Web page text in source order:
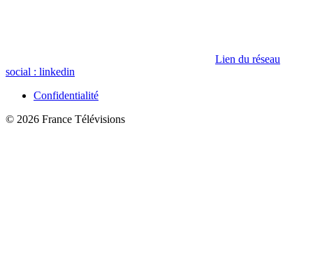
Lien du réseau
social : linkedin
Confidentialité
© 2026 France Télévisions